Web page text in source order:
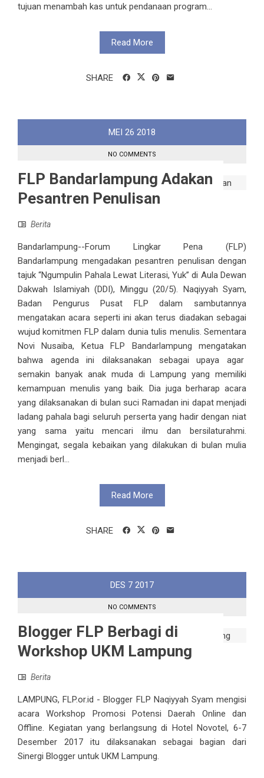
tujuan menambah kas untuk pendanaan program...
Read More
SHARE
MEI 26 2018
NO COMMENTS
FLP Bandarlampung Adakan
Pesantren Penulisan
Berita
Bandarlampung--Forum Lingkar Pena (FLP)
Bandarlampung mengadakan pesantren penulisan dengan
tajuk “Ngumpulin Pahala Lewat Literasi, Yuk” di Aula Dewan
Dakwah Islamiyah (DDI), Minggu (20/5). Naqiyyah Syam,
Badan Pengurus Pusat FLP dalam sambutannya
mengatakan acara seperti ini akan terus diadakan sebagai
wujud komitmen FLP dalam dunia tulis menulis. Sementara
Novi Nusaiba, Ketua FLP Bandarlampung mengatakan
bahwa agenda ini dilaksanakan sebagai upaya agar
semakin banyak anak muda di Lampung yang memiliki
kemampuan menulis yang baik. Dia juga berharap acara
yang dilaksanakan di bulan suci Ramadan ini dapat menjadi
ladang pahala bagi seluruh perserta yang hadir dengan niat
yang sama yaitu mencari ilmu dan bersilaturahmi.
Mengingat, segala kebaikan yang dilakukan di bulan mulia
menjadi berl...
Read More
SHARE
DES 7 2017
NO COMMENTS
Blogger FLP Berbagi di
Workshop UKM Lampung
Berita
LAMPUNG, FLP.or.id - Blogger FLP Naqiyyah Syam mengisi
acara Workshop Promosi Potensi Daerah Online dan
Offline. Kegiatan yang berlangsung di Hotel Novotel, 6-7
Desember 2017 itu dilaksanakan sebagai bagian dari
Sinergi Blogger untuk UKM Lampung.